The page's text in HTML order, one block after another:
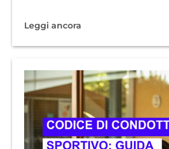
Leggi ancora